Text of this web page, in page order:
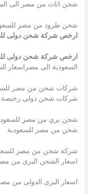
شحن اثاث من مصر الى
شحن طرود من مصر
ارخص شركة شحن دولى
ارخص شركة شحن دولى
السعودية الى مصراسعار
شركات شحن من مصر
شركات شحن دولي رخيصة
شحن بري من مصر
شحن من مصر للسعودية
شركة شحن من مصر
اسعار الشحن البرى من
اسعار البرى الدولى من